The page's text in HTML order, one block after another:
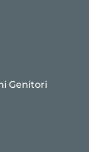
Genitori